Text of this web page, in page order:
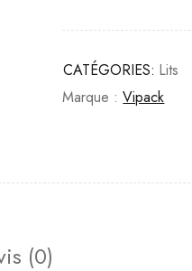
CATÉGORIES: Lits
Marque :Vipack
(0)